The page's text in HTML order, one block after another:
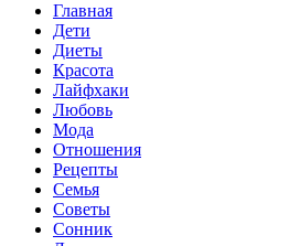
Главная
Дети
Диеты
Красота
Лайфхаки
Любовь
Мода
Отношения
Рецепты
Семья
Советы
Сонник